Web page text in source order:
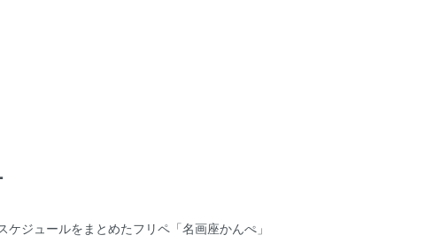
ケジュールをまとめたフリペ「名画座かんぺ」